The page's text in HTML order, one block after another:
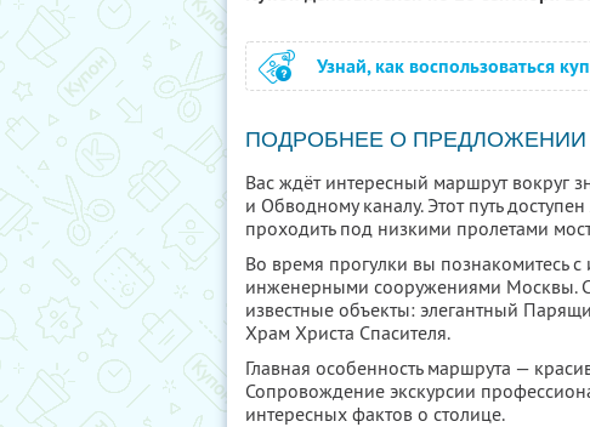
Узнай, как воспользоваться
ПОДРОБНЕЕ О ПРЕДЛОЖЕНИИ
Вас ждёт интересный маршрут вокруг
и Обводному каналу. Этот путь
проходить под низкими пролетами
Во время прогулки вы познакомитесь
инженерными сооружениями Москвы.
известные объекты: элегантный
Храм Христа Спасителя.
Главная особенность маршрута —
Сопровождение экскурсии
интересных фактов о столице.